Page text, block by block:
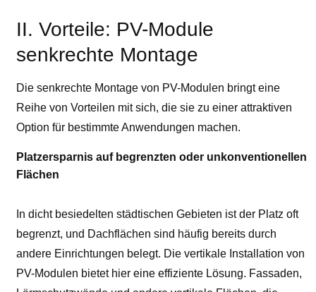
II. Vorteile: PV-Module
senkrechte Montage
Die senkrechte Montage von PV-Modulen bringt eine
Reihe von Vorteilen mit sich, die sie zu einer attraktiven
Option für bestimmte Anwendungen machen.
Platzersparnis auf begrenzten oder unkonventionellen
Flächen
In dicht besiedelten städtischen Gebieten ist der Platz oft
begrenzt, und Dachflächen sind häufig bereits durch
andere Einrichtungen belegt. Die vertikale Installation von
PV-Modulen bietet hier eine effiziente Lösung. Fassaden,